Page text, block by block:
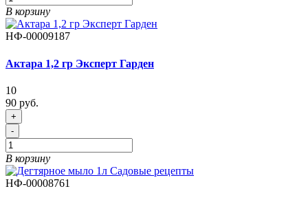
В корзину
НФ-00009187
Актара 1,2 гр Эксперт Гарден
10
90 руб.
+
-
В корзину
НФ-00008761